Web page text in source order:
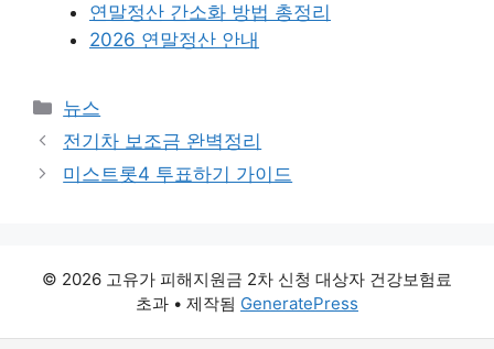
연말정산 간소화 방법 총정리
2026 연말정산 안내
카
테
리
뉴스
전기차 보조금 완벽정리
미스트롯4 투표하기 가이드
© 2026 고유가 피해지원금 2차 신청 대상자 건강보험료
초과 • 제작됨 GeneratePress